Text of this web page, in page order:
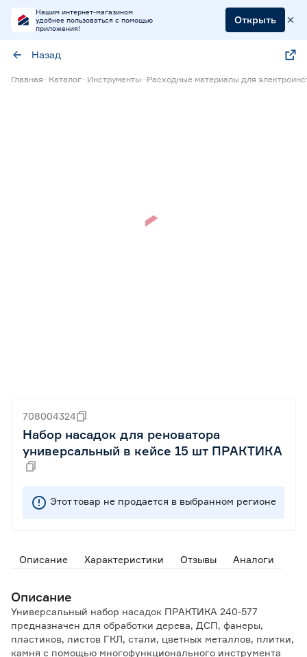
Нашим интернет-магазином
удобнее пользоваться с помощью
приложения!
Открыть
Назад
Главная Каталог Инструменты Расходные материалы для
708004324
Набор насадок для реноватора
универсальный в кейсе 15 шт ПРАКТИКА
Этот товар не продается в выбранном регионе
Описание Характеристики Отзывы Аналоги
Описание
Универсальный набор насадок ПРАКТИКА 240-577
предназначен для обработки дерева, ДСП, фанеры,
пластиков, листов ГКЛ, стали, цветных металлов, плитки,
камня с помощью многофункционального инструмента